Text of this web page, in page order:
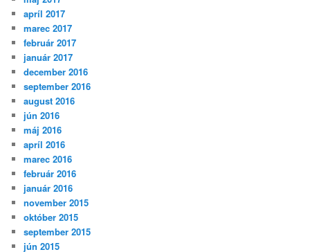
apríl 2017
marec 2017
február 2017
január 2017
december 2016
september 2016
august 2016
jún 2016
máj 2016
apríl 2016
marec 2016
február 2016
január 2016
november 2015
október 2015
september 2015
jún 2015